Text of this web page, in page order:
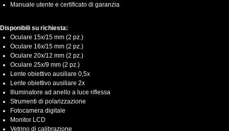
Manuale utente e certificato di garanzia
Disponibili su richiesta:
Oculare 15x/15 mm (2 pz.)
Oculare 16x/15 mm (2 pz.)
Oculare 20x/12 mm (2 pz.)
Oculare 25x/9 mm (2 pz.)
Lente obiettivo ausiliare 0,5x
Lente obiettivo ausiliare 2x
Illuminatore ad anello a luce riflessa
Strumenti di polarizzazione
Fotocamera digitale
Monitor LCD
Vetrino di calibrazione